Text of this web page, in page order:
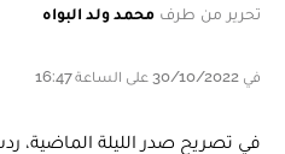
تحرير من طرف محمد ولد البواه
في 30/10/2022 على الساعة 16:47
في تصريح صدر الليلة الماضية،